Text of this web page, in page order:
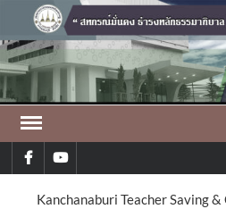
content
facebookyoutube
Kanchanaburi Teacher Saving